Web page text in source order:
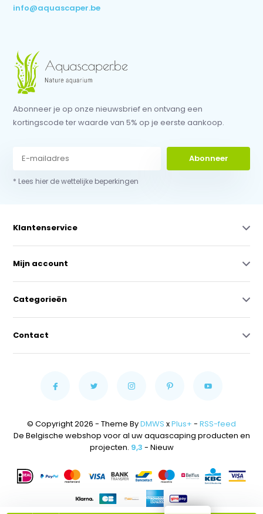
info@aquascaper.be
Abonneer je op onze nieuwsbrief en ontvang een
kortingscode ter waarde van 5% op je eerste aankoop.
Abonneer
* Lees hier de wettelijke beperkingen
Klantenservice
Mijn account
Categorieën
Contact
© Copyright 2026 - Theme ByDMWS xPlus+ - RSS-feed
De Belgische webshop voor al uw aquascaping producten en
projecten. 9,3 - Nieuw